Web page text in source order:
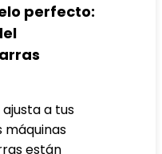
perfecto:
a tus
máquinas
están